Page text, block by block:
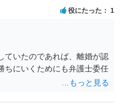
役にたった 1
ていたのであれば、離婚が認
ちにいくためにも弁護士委任